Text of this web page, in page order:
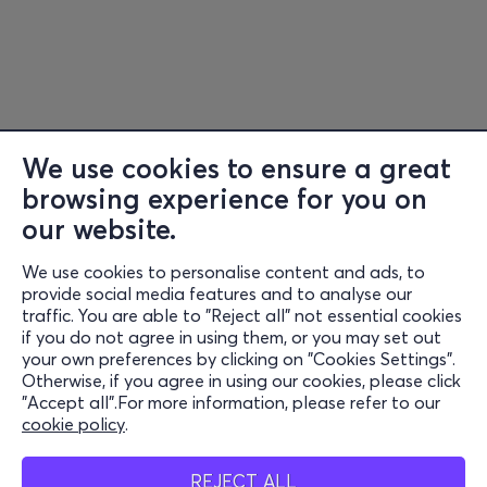
We use cookies to ensure a great
browsing experience for you on
our website.
We use cookies to personalise content and ads, to
provide social media features and to analyse our
traffic. You are able to "Reject all" not essential cookies
if you do not agree in using them, or you may set out
your own preferences by clicking on "Cookies Settings".
Otherwise, if you agree in using our cookies, please click
"Accept all".For more information, please refer to our
cookie policy.
REJECT ALL
Information
Support
Stay Connected
Mobile App